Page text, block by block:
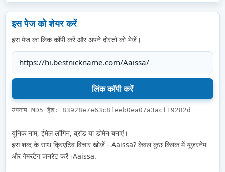
इस पेज को शेयर करें
इस पेज का लिंक कॉपी करें और अपने दोस्तों को भेजें।
उपनाम MD5 हैश: 83928e7e63c8feeb0ea07a3acf19282d
यूनिक नाम, ईमेल लॉगिन, ब्रांड या डोमेन बनाएं।
इस शब्द के साथ क्रिएटिव विचार खोजें - Aaissa? केवल कुछ क्लिक में यूज़रनेम
और गेमरटैग जनरेट करें।Aaissa.